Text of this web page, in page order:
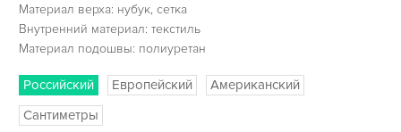
Материал верха: нубук, сетка
Внутренний материал: текстиль
Материал подошвы: полиуретан
Российский Европейский
Американский
Сантиметры